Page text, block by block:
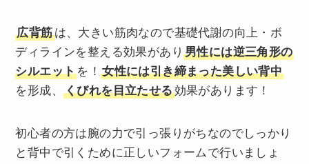
広背筋は、大きい筋肉なので基礎代謝の向上・ボ
ディラインを整える効果があり男性には逆三角形の
シルエットを！女性には引き締まった美しい背中
を形成、くびれを目立たせる効果があります！
初心者の方は腕の力で引っ張りがちなのでしっかり
と背中で引くために正しいフォームで行いましょ